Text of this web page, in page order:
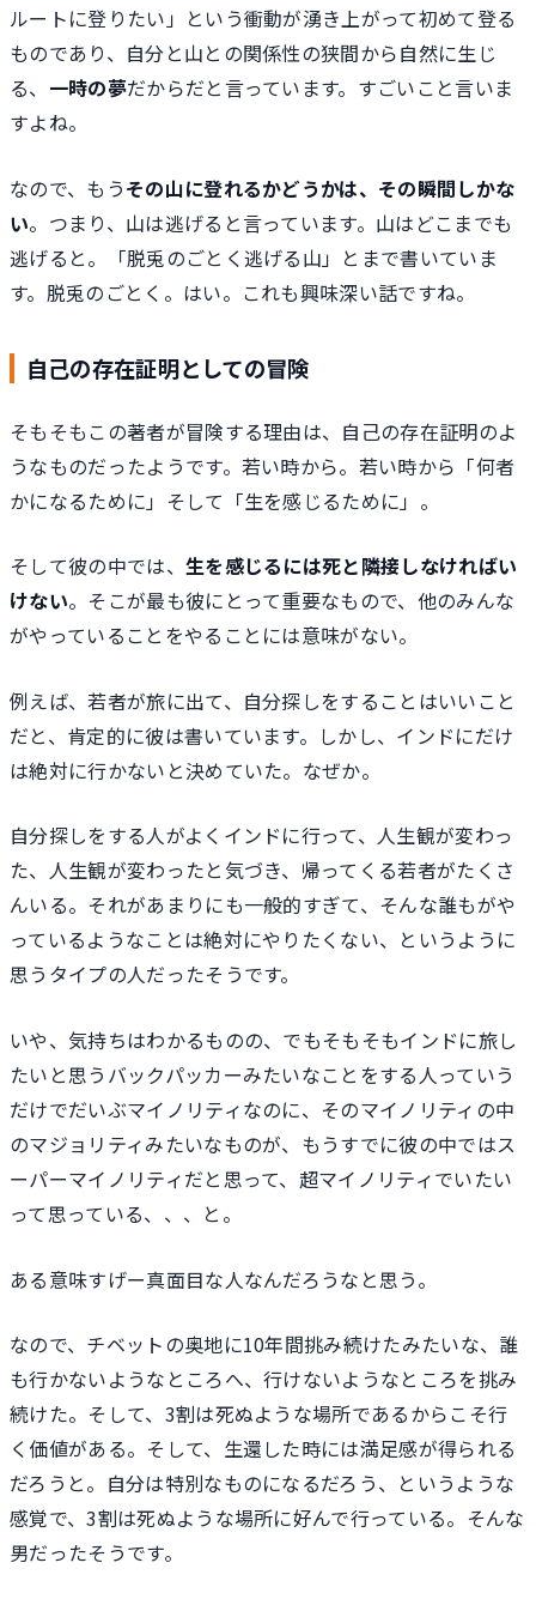
ルートに登りたい」という衝動が湧き上がって初めて登る
ものであり、自分と山との関係性の狭間から自然に生じ
る、 一時の夢だからだと言っています。すごいこと言いま
すよね。
なので、もうその山に登れるかどうかは、その瞬間しかな
い。つまり、山は逃げると言っています。山はどこまでも
逃げると。「脱兎のごとく逃げる山」とまで書いていま
す。脱兎のごとく。はい。これも興味深い話ですね。
自己の存在証明としての冒険
そもそもこの著者が冒険する理由は、自己の存在証明のよ
うなものだったようです。若い時から。若い時から「何者
かになるために」そして「生を感じるために」。
そして彼の中では、 生を感じるには死と隣接しなければい
けない。そこが最も彼にとって重要なもので、他のみんな
がやっていることをやることには意味がない。
例えば、若者が旅に出て、自分探しをすることはいいこと
だと、肯定的に彼は書いています。しかし、インドにだけ
は絶対に行かないと決めていた。なぜか。
自分探しをする人がよくインドに行って、人生観が変わっ
た、人生観が変わったと気づき、帰ってくる若者がたくさ
んいる。それがあまりにも一般的すぎて、そんな誰もがや
っているようなことは絶対にやりたくない、というように
思うタイプの人だったそうです。
いや、気持ちはわかるものの、でもそもそもインドに旅し
たいと思うバックパッカーみたいなことをする人っていう
だけでだいぶマイノリティなのに、そのマイノリティの中
のマジョリティみたいなものが、もうすでに彼の中ではス
ーパーマイノリティだと思って、超マイノリティでいたい
って思っている、、、と。
ある意味すげー真面目な人なんだろうなと思う。
なので、チベットの奥地に10年間挑み続けたみたいな、誰
も行かないようなところへ、行けないようなところを挑み
続けた。そして、3割は死ぬような場所であるからこそ行
く価値がある。そして、生還した時には満足感が得られる
だろうと。自分は特別なものになるだろう、というような
感覚で、3割は死ぬような場所に好んで行っている。そんな
男だったそうです。